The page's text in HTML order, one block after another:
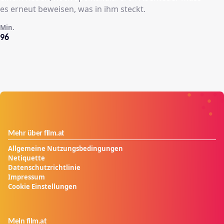
es erneut beweisen, was in ihm steckt.
96
Min.
Mehr über film.at
Allgemeine Nutzungsbedingungen
Netiquette
Datenschutzrichtlinie
Impressum
Cookie Einstellungen
Mein film.at